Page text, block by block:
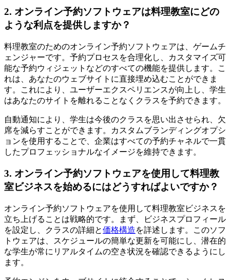
2. オンライン予約ソフトウェアは料理教室にどの
ような利点を提供しますか？
料理教室のためのオンライン予約ソフトウェアは、ゲームチ
ェンジャーです。予約プロセスを合理化し、カスタマイズ可
能な予約ウィジェットなどのすべての機能を提供します。こ
れは、あなたのウェブサイトに直接埋め込むことができま
す。これにより、ユーザーエクスペリエンスが向上し、学生
はあなたのサイトを離れることなくクラスを予約できます。
自動通知により、学生は今後のクラスを思い出させられ、欠
席を減らすことができます。カスタムブランディングオプシ
ョンを使用することで、企業はすべての予約チャネルで一貫
したプロフェッショナルなイメージを維持できます。
3. オンライン予約ソフトウェアを使用して料理教
室ビジネスを始めるにはどうすればよいですか？
オンライン予約ソフトウェアを使用して料理教室ビジネスを
立ち上げることは戦略的です。まず、ビジネスプロフィール
を設定し、クラスの詳細と価格構造を詳述します。このソフ
トウェアは、スケジュールの簡単な更新を可能にし、潜在的
な学生が常にリアルタイムの空き状況を確認できるようにし
ます。